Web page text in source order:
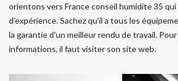
orientons vers France conseil humidite 35 qui
d'expérience. Sachez qu'il a tous les
la garantie d'un meilleur rendu de travail.
informations, il faut visiter son site web.